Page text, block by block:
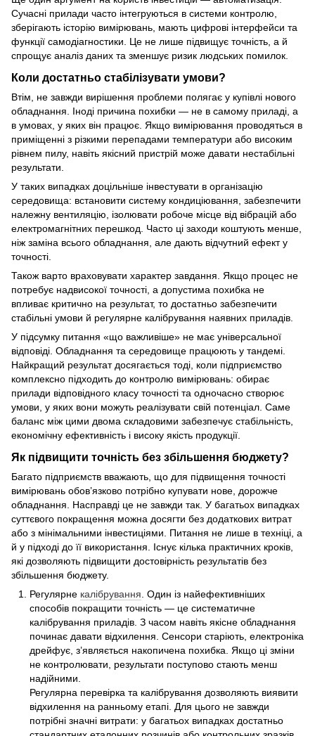
Сучасні прилади часто інтегруються в системи контролю,
зберігають історію вимірювань, мають цифрові інтерфейси та
функції самодіагностики. Це не лише підвищує точність, а й
спрощує аналіз даних та зменшує ризик людських помилок.
Коли достатньо стабілізувати умови?
Втім, не завжди вирішення проблеми полягає у купівлі нового
обладнання. Іноді причина похибки — не в самому приладі, а
в умовах, у яких він працює. Якщо вимірювання проводяться в
приміщенні з різкими перепадами температури або високим
рівнем пилу, навіть якісний пристрій може давати нестабільні
результати.
У таких випадках доцільніше інвестувати в організацію
середовища: встановити систему кондиціювання, забезпечити
належну вентиляцію, ізолювати робоче місце від вібрацій або
електромагнітних перешкод. Часто ці заходи коштують менше,
ніж заміна всього обладнання, але дають відчутний ефект у
точності.
Також варто враховувати характер завдання. Якщо процес не
потребує надвисокої точності, а допустима похибка не
впливає критично на результат, то достатньо забезпечити
стабільні умови й регулярне калібрування наявних приладів.
У підсумку питання «що важливіше» не має універсальної
відповіді. Обладнання та середовище працюють у тандемі.
Найкращий результат досягається тоді, коли підприємство
комплексно підходить до контролю вимірювань: обирає
прилади відповідного класу точності та одночасно створює
умови, у яких вони можуть реалізувати свій потенціал. Саме
баланс між цими двома складовими забезпечує стабільність,
економічну ефективність і високу якість продукції.
Як підвищити точність без збільшення бюджету?
Багато підприємств вважають, що для підвищення точності
вимірювань обов’язково потрібно купувати нове, дорожче
обладнання. Насправді це не завжди так. У багатьох випадках
суттєвого покращення можна досягти без додаткових витрат
або з мінімальними інвестиціями. Питання не лише в техніці, а
й у підході до її використання. Існує кілька практичних кроків,
які дозволяють підвищити достовірність результатів без
збільшення бюджету.
Регулярне калібрування . Один із найефективніших
способів покращити точність — це систематичне
калібрування приладів. З часом навіть якісне обладнання
починає давати відхилення. Сенсори старіють, електроніка
дрейфує, з’являється накопичена похибка. Якщо ці зміни
не контролювати, результати поступово стають менш
надійними.
Регулярна перевірка та калібрування дозволяють виявити
відхилення на ранньому етапі. Для цього не завжди
потрібні значні витрати: у багатьох випадках достатньо